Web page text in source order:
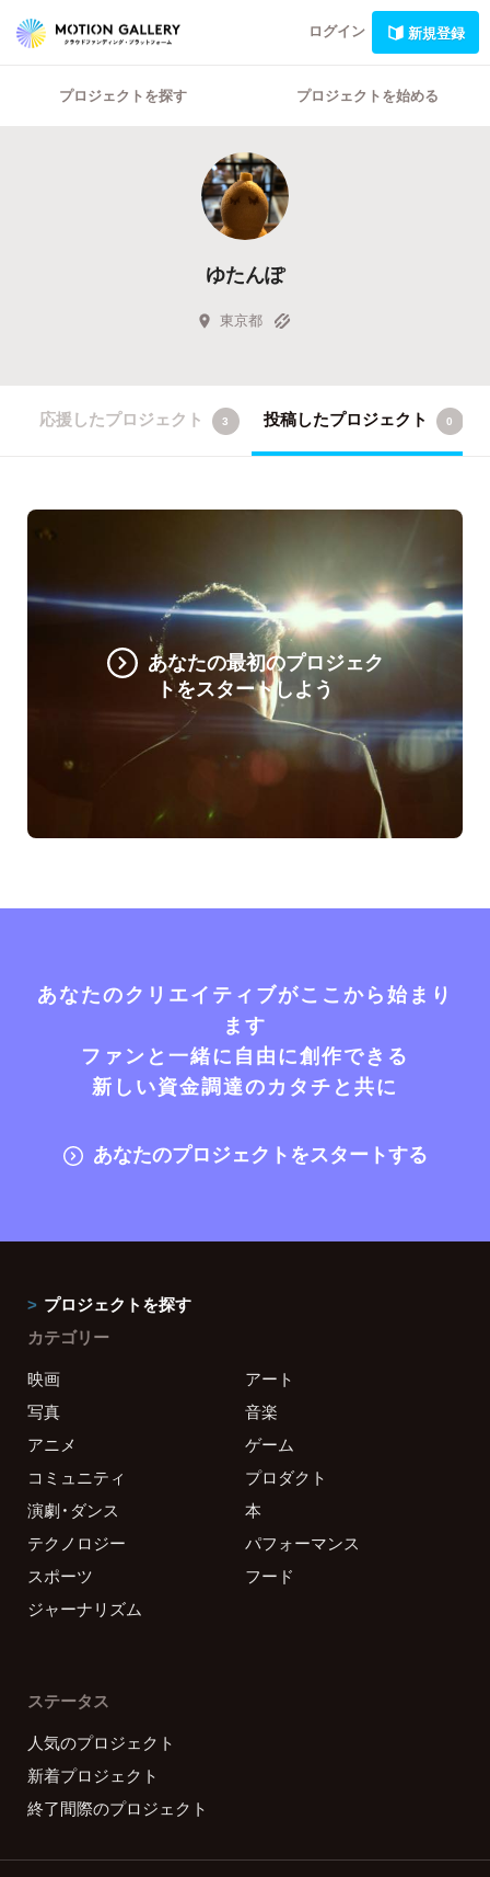
ログイン 新規登録
プロジェクトを探す プロジェクトを始める
ゆたんぽ
東京都
応援したプロジェクト 3 投稿したプロジェクト 0
あなたの最初のプロジェク
トをスタートしよう
あなたのクリエイティブがここから始まり
ます
ファンと一緒に自由に創作できる
新しい資金調達のカタチと共に
あなたのプロジェクトをスタートする
プロジェクトを探す
カテゴリー
映画
アート
写真
音楽
アニメ
ゲーム
コミュニティ
プロダクト
演劇・ダンス
本
テクノロジー
パフォーマンス
スポーツ
フード
ジャーナリズム
ステータス
人気のプロジェクト
新着プロジェクト
終了間際のプロジェクト